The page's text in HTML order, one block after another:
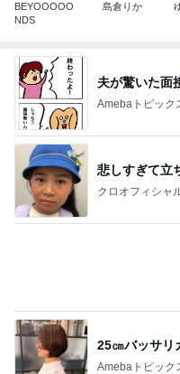
BEYOOOOO
NDS
島倉りか
夫が驚いた面
Amebaトピック
悲しすぎて立
クロオフィシャ
ありがとうご
市川團十郎白猿